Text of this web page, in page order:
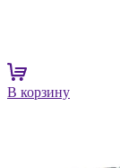
В корзину